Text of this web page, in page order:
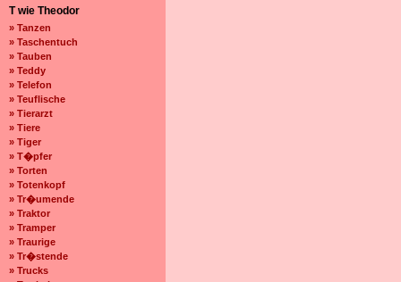
T wie Theodor
» Tanzen
» Taschentuch
» Tauben
» Teddy
» Telefon
» Teuflische
» Tierarzt
» Tiere
» Tiger
» T�pfer
» Torten
» Totenkopf
» Tr�umende
» Traktor
» Tramper
» Traurige
» Tr�stende
» Trucks